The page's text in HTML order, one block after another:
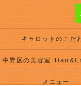
キャロットのこだ
メニュー